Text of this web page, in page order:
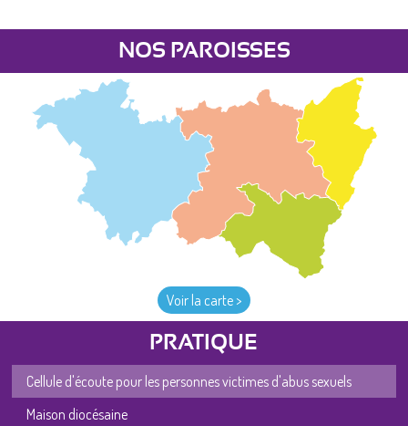
NOS PAROISSES
Voir la carte >
PRATIQUE
Cellule d'écoute pour les personnes victimes d'abus sexuels
Maison diocésaine